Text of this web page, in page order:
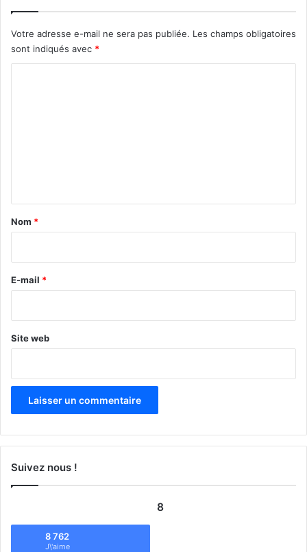
Votre adresse e-mail ne sera pas publiée. Les champs obligatoires
sont indiqués avec *
a
e
Nom *
E-mail *
Site web
Suivez nous !
8
8 762
J\'aime